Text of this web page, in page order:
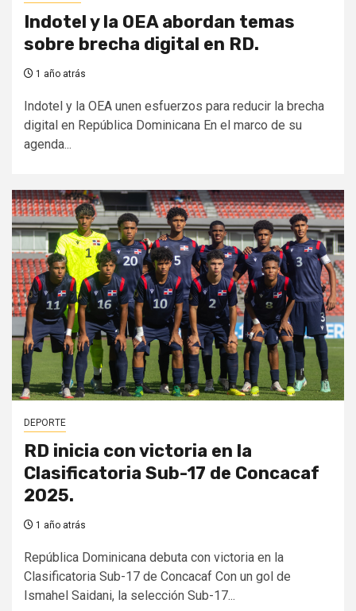
Indotel y la OEA abordan temas
sobre brecha digital en RD.
1 año atrás
Indotel y la OEA unen esfuerzos para reducir la brecha
digital en República Dominicana En el marco de su
agenda...
DEPORTE
RD inicia con victoria en la
Clasificatoria Sub-17 de Concacaf
2025.
1 año atrás
República Dominicana debuta con victoria en la
Clasificatoria Sub-17 de Concacaf Con un gol de
Ismahel Saidani, la selección Sub-17...